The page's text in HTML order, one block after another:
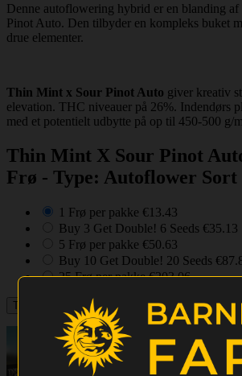
Denne autoflowering hybrid er en blanding
Pinot Auto. Den tilbyder en kompleks buket
drue elementer.
Thin Mint x Sour Pinot Auto giver kreativ
elevation. THC niveauer på 26%. Indendørs
med et potentielt udbytte på op til 450-500 g/
Thin Mint X Sour Pinot
Frø - Type: Autoflower Sort
1 Frø per pakke €13.43
Buy 3 Get Double! 6 Seeds €35.13
5 Frø per pakke €50.63
Buy 10 Get Double! 20 Seeds
25 Frø per pakke €203.06